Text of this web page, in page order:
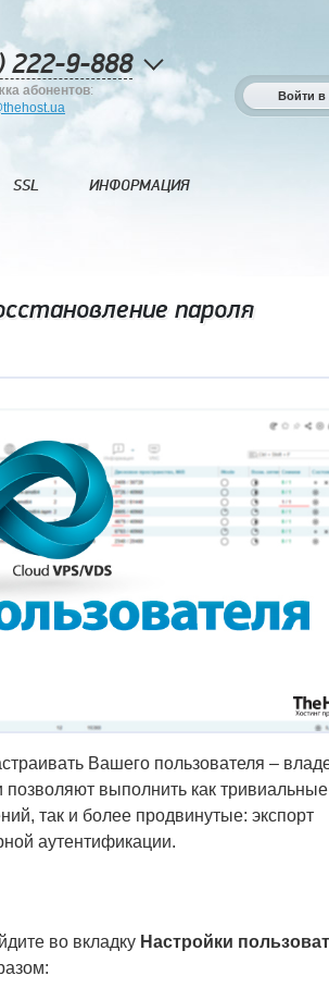
222-9-888
абонентов:
Войти в
SSL ИНФОРМАЦИЯ
пароля
Вашего пользователя –
выполнить как тривиальные
так и более продвинутые: экспорт
аутентификации.
во вкладку Настройки